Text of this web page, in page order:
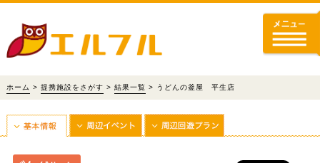
ホーム > 提携施設をさがす > 結果一覧 > うどんの釜屋 平生店